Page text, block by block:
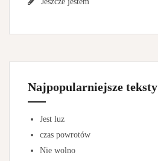
Najpopularniejsze teksty
Jest luz
czas powrotów
Nie wolno